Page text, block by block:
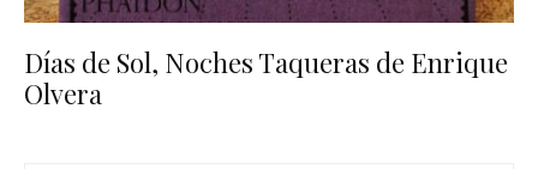
Días de Sol, Noches Taqueras de Enrique
Olvera